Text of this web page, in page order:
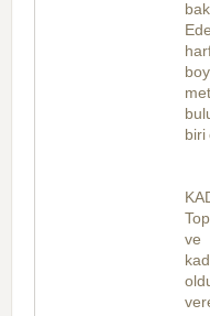
biri
ve